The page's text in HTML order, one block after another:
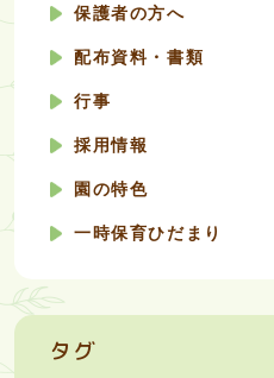
保護者の方へ
配布資料・書類
行事
採用情報
園の特色
一時保育ひだまり
タグ